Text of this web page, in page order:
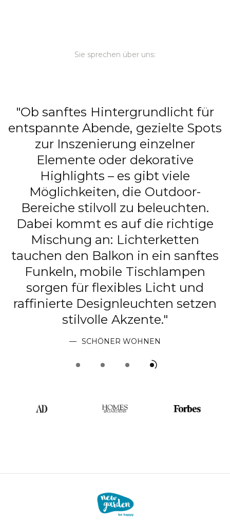
Sie sprechen über uns:
"Ob sanftes Hintergrundlicht für
entspannte Abende, gezielte Spots
zur Inszenierung einzelner
Elemente oder dekorative
Highlights – es gibt viele
Möglichkeiten, die Outdoor-
Bereiche stilvoll zu beleuchten.
Dabei kommt es auf die richtige
Mischung an: Lichterketten
tauchen den Balkon in ein sanftes
Funkeln, mobile Tischlampen
sorgen für flexibles Licht und
raffinierte Designleuchten setzen
stilvolle Akzente."
SCHÖNER WOHNEN